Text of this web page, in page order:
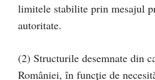
limitele stabilite prin mesajul
autoritate.
(2) Structurile desemnate din
României, în funcție de